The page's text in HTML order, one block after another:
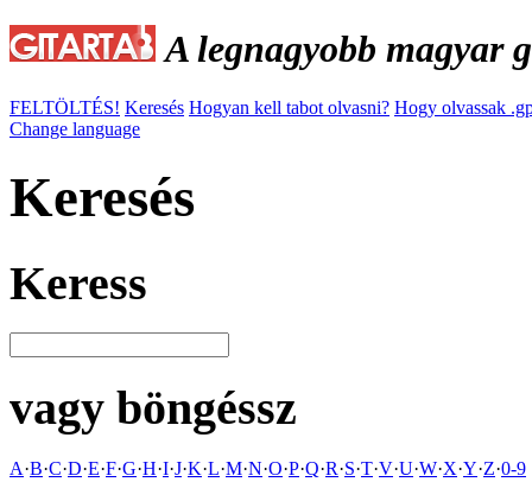
A legnagyobb magyar
FELTÖLTÉS! Keresés Hogyan kell tabot olvasni? Hogy olvassak
Change language
Keresés
Keress
vagy böngéssz
A·B·C·D·E·F·G·H·I·J·K·L·M·N·O·P·Q·R·S·T·V·U·W·X·Y·Z·0-9